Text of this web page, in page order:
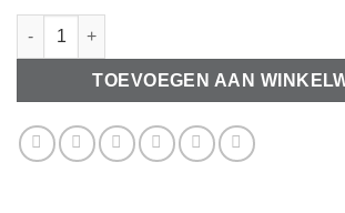
Keramiek kralen 16mm Montana blauw AB
TOEVOEGEN AAN